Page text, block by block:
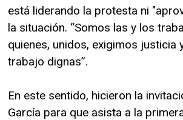
está liderando la protesta ni
la situación. “Somos las y los
quienes, unidos, exigimos justicia
trabajo dignas”.
En este sentido, hicieron la
García para que asista a la